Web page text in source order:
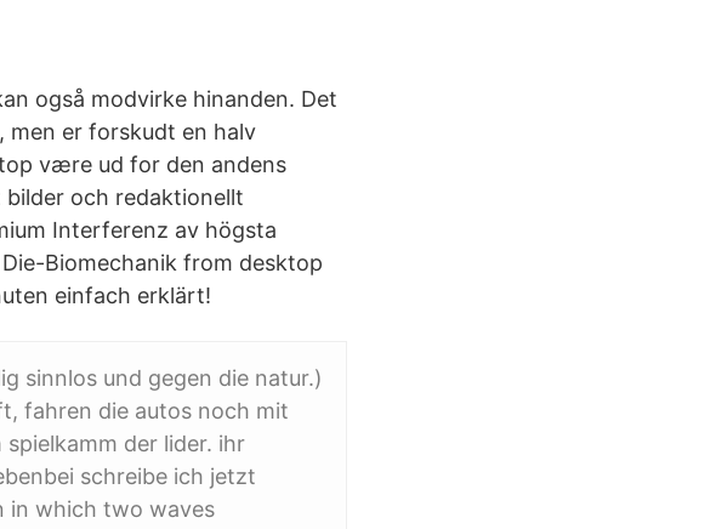
også modvirke hinanden. Det
men er forskudt en halv
være ud for den andens
och redaktionellt
Interferenz av högsta
Biomechanik from desktop
einfach erklärt!
sinnlos und gegen die natur.)
fahren die autos noch mit
der lider. ihr
schreibe ich jetzt
in which two waves